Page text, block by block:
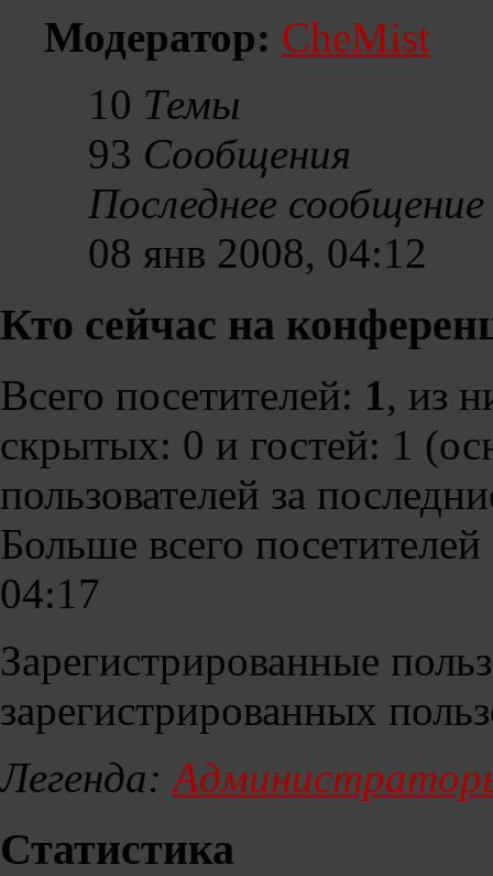
Модератор: CheMist
10 Темы
93 Сообщения
Последнее сообщение
08 янв 2008, 04:12
Кто сейчас на
Всего посетителей: 1, из
скрытых: 0 и гостей: 1
пользователей за
Больше всего посетителей
04:17
Зарегистрированные
зарегистрированных
Легенда:
Статистика